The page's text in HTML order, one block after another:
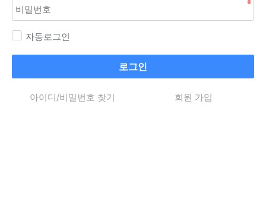
자동로그인
로그인
아이디/비밀번호 찾기 회원 가입